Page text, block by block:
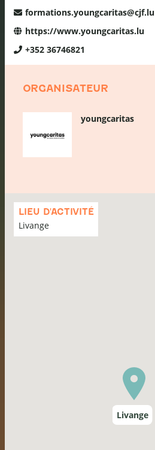
formations.youngcaritas@cjf.lu
https://www.youngcaritas.lu
+352 36746821
ORGANISATEUR
youngcaritas
LIEU D'ACTIVITÉ
Livange
Passer
carte
Livange